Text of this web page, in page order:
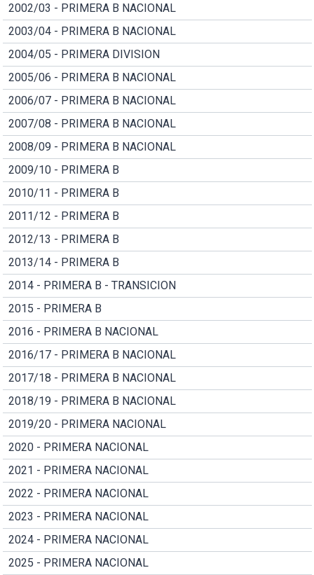
2002/03 - PRIMERA B NACIONAL
2003/04 - PRIMERA B NACIONAL
2004/05 - PRIMERA DIVISION
2005/06 - PRIMERA B NACIONAL
2006/07 - PRIMERA B NACIONAL
2007/08 - PRIMERA B NACIONAL
2008/09 - PRIMERA B NACIONAL
2009/10 - PRIMERA B
2010/11 - PRIMERA B
2011/12 - PRIMERA B
2012/13 - PRIMERA B
2013/14 - PRIMERA B
2014 - PRIMERA B - TRANSICION
2015 - PRIMERA B
2016 - PRIMERA B NACIONAL
2016/17 - PRIMERA B NACIONAL
2017/18 - PRIMERA B NACIONAL
2018/19 - PRIMERA B NACIONAL
2019/20 - PRIMERA NACIONAL
2020 - PRIMERA NACIONAL
2021 - PRIMERA NACIONAL
2022 - PRIMERA NACIONAL
2023 - PRIMERA NACIONAL
2024 - PRIMERA NACIONAL
2025 - PRIMERA NACIONAL